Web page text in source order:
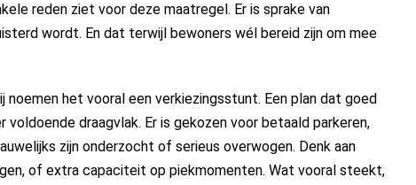
reden ziet voor deze maatregel. Er is sprake van
wordt. En dat terwijl bewoners wél bereid zijn om mee
het vooral een verkiezingsstunt. Een plan dat goed
draagvlak. Er is gekozen voor betaald parkeren,
zijn onderzocht of serieus overwogen. Denk aan
of extra capaciteit op piekmomenten. Wat vooral steekt,